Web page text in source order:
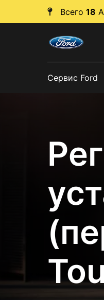
Всего 18
Сервис Ford